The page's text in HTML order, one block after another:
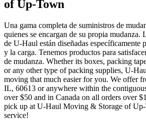
of Up-Town
Una gama completa de suministros de
quienes se encargan de su propia mudanza.
de U-Haul están diseñadas específicamente
y la carga. Tenemos productos para
de mudanza. Whether its boxes, packing
or any other type of packing supplies, U-
moving that much easier for you. We offer
IL, 60613 or anywhere within the
over $50 and in Canada on all orders over
pick up at U-Haul Moving & Storage of
service!